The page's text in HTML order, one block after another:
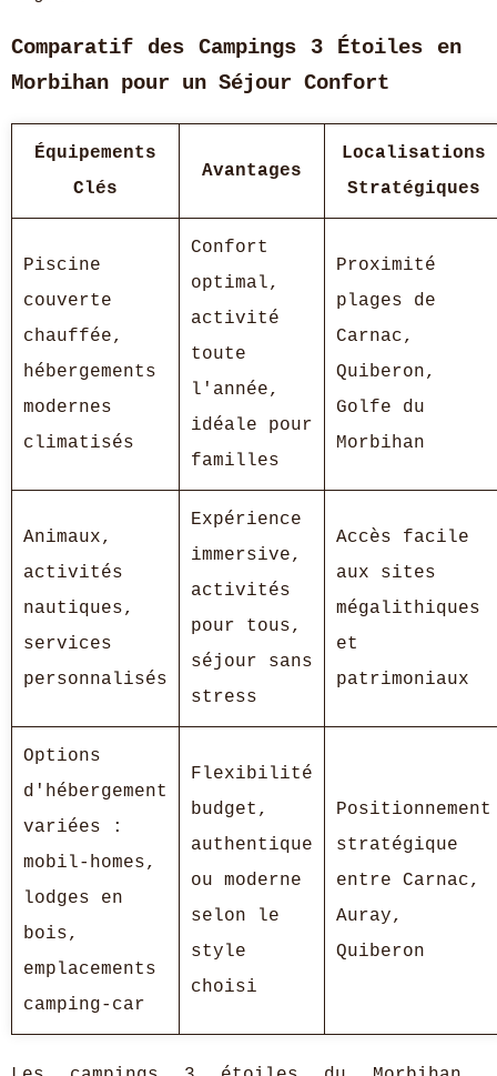
Comparatif des Campings 3 Étoiles en
Morbihan pour un Séjour Confort
Équipements
Clés
Avantages
Localisations
Stratégiques
Piscine
couverte
chauffée,
hébergements
modernes
climatisés
Confort
optimal,
activité
toute
l'année,
idéale pour
familles
Proximité
plages de
Carnac,
Quiberon,
Golfe du
Morbihan
Animaux,
activités
nautiques,
services
personnalisés
Expérience
immersive,
activités
pour tous,
séjour sans
stress
Accès facile
aux sites
mégalithiques
et
patrimoniaux
Options
d'hébergement
variées :
mobil-homes,
lodges en
bois,
emplacements
camping-car
Flexibilité
budget,
authentique
ou moderne
selon le
style
choisi
Positionnement
stratégique
entre Carnac,
Auray,
Quiberon